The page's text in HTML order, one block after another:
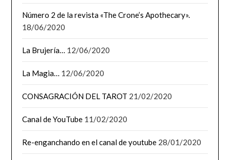
Número 2 de la revista «The Crone’s Apothecary».
18/06/2020
La Brujería… 12/06/2020
La Magia… 12/06/2020
CONSAGRACIÓN DEL TAROT 21/02/2020
Canal de YouTube 11/02/2020
Re-enganchando en el canal de youtube 28/01/2020